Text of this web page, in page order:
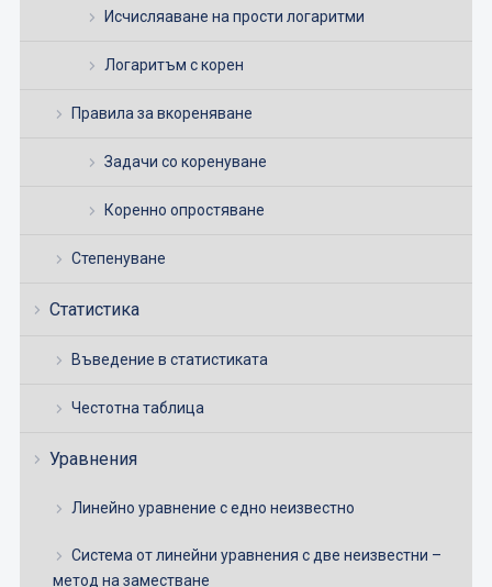
Исчисляаване на прости логаритми
Логаритъм с корен
Правила за вкореняване
Задачи со коренуване
Коренно опростяване
Степенуване
Статистика
Въведение в статистиката
Честотна таблица
Уравнения
Линейно уравнение с едно неизвестно
Система от линейни уравнения с две неизвестни –
метод на заместване